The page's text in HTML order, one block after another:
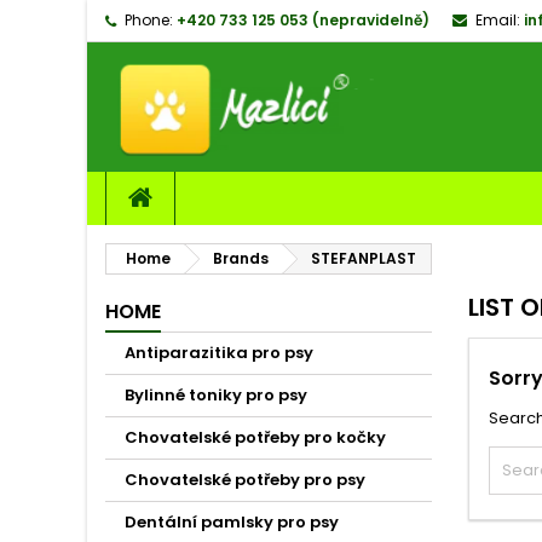
Phone: +420 733 125 053 (nepravidelně) Email:
Home Brands STEFANPLAST
HOME
Antiparazitika pro psy
Bylinné toniky pro psy
Chovatelské potřeby pro kočky
Chovatelské potřeby pro psy
Dentální pamlsky pro psy
LIST